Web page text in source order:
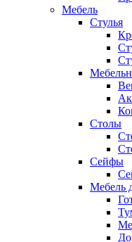
Мебель
Стулья
Столы
Сейфы
Мебель